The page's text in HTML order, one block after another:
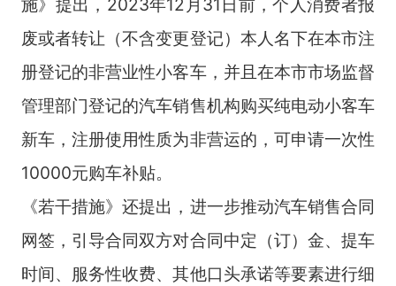
废或者转让（不含变更登记）本人名下在本市注
册登记的非营业性小客车，并且在本市市场监督
管理部门登记的汽车销售机构购买纯电动小客车
新车，注册使用性质为非营运的，可申请一次性
10000元购车补贴。
《若干措施》还提出，进一步推动汽车销售合同
网签，引导合同双方对合同中定（订）金、提车
时间、服务性收费、其他口头承诺等要素进行细